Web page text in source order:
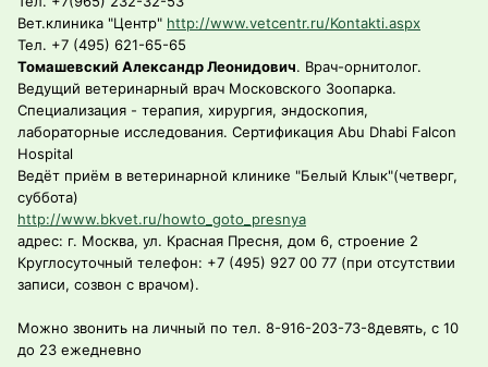
Вет.клиника "Центр" http://www.vetcentr.ru/Kontakti.aspx
Тел. +7 (495) 621-65-65
Томашевский Александр Леонидович. Врач-орнитолог.
Ведущий ветеринарный врач Московского Зоопарка.
Специализация - терапия, хирургия, эндоскопия,
лабораторные исследования. Сертификация Abu Dhabi Falcon
Hospital
Ведёт приём в ветеринарной клинике "Белый Клык"(четверг,
суббота)
http://www.bkvet.ru/howto_goto_presnya
адрес: г. Москва, ул. Красная Пресня, дом 6, строение 2
Круглосуточный телефон: +7 (495) 927 00 77 (при отсутствии
записи, созвон с врачом).
Можно звонить на личный по тел. 8-916-203-73-8девять, с 10
до 23 ежедневно